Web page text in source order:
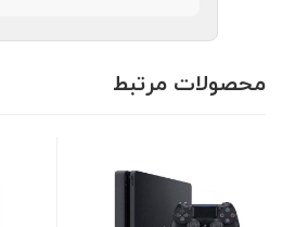
محصولات مرتبط